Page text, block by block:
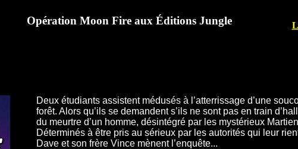
Opération Moon Fire aux Éditions Jungle
Deux étudiants assistent médusés à l’atterrissage d’une
forêt. Alors qu’ils se demandent s’ils ne sont pas en train
du meurtre d’un homme, désintégré par les mystérieux
Déterminés à être pris au sérieux par les autorités qui leur
Dave et son frère Vince mènent l’enquête...